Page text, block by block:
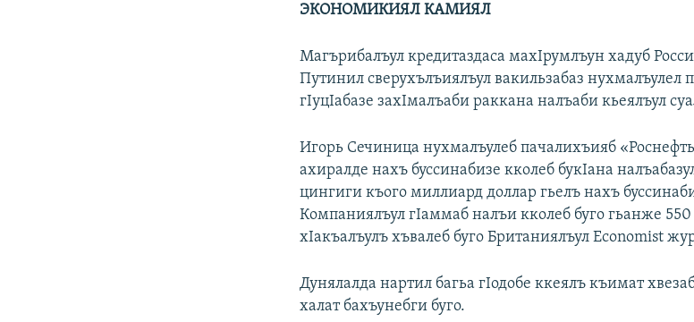
ЭКОНОМИКИЯЛ КАМИЯЛ
Магърибалъул кредитаздаса махIрумлъун хадуб
Путинил сверухълъиялъул вакильзабаз нухмалъулел
гIуцIабазе захIмалъаби раккана налъаби кьеялъул
Игорь Сечиница нухмалъулеб пачалихъияб
ахиралде нахъ буссинабизе кколеб букIана
цингиги къого миллиард доллар гьелъ нахъ
Компаниялъул гIаммаб налъи кколеб буго гьанже
хIакъалъулъ хъвалеб буго Британиялъул Economist
Дунялалда нартил багьа гIодобе ккеялъ къимат
халат бахъунебги буго.